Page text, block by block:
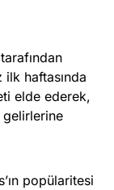
haftasında
elde ederek,
gelirlerine
popülaritesi